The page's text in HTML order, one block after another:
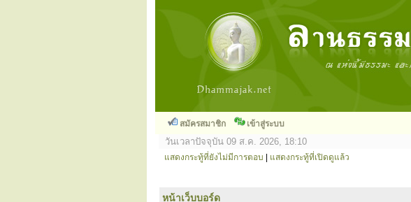
สมัครสมาชิก เข้าสู่ระบบ
วันเวลาปัจจุบัน 09 ส.ค. 2026, 18:10
แสดงกระทู้ที่ยังไม่มีการตอบ แสดงกระทู้ที่เปิดดูแล้ว
หน้าเว็บบอร์ด